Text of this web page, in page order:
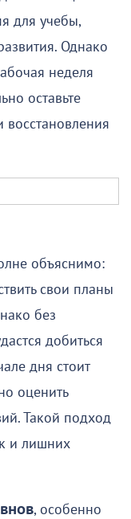
для учебы,
Однако
неделя
оставьте
объяснимо:
свои планы
без
добиться
дня стоит
оценить
Такой подход
и лишних
, особенно